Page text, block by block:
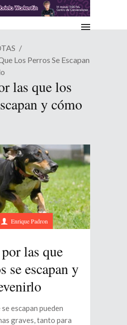
Los Perros Se Escapan
las que los
y cómo
Enrique Padron
las que
se escapan y
escapan pueden
graves, tanto para